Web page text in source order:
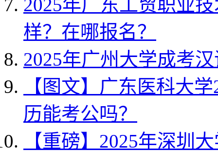
2025年广东工贸职业
样？在哪报名？
2025年广州大学成考
【图文】广东医科大
历能考公吗？
【重磅】2025年深圳